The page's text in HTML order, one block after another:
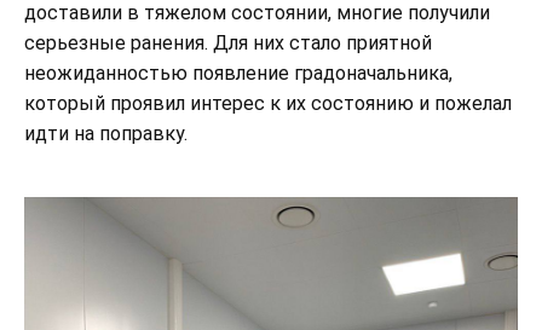
доставили в тяжелом состоянии, многие получили
серьезные ранения. Для них стало приятной
неожиданностью появление градоначальника,
который проявил интерес к их состоянию и пожелал
идти на поправку.